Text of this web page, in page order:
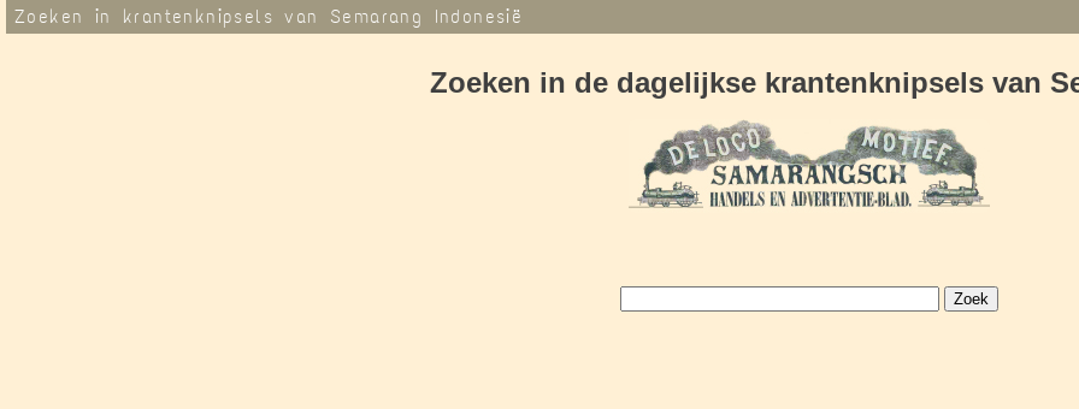
Zoeken in krantenknipsels van Semarang Indonesië
Zoeken in de dagelijkse krantenknipsels van